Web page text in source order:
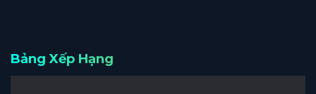
Bảng Xếp Hạng